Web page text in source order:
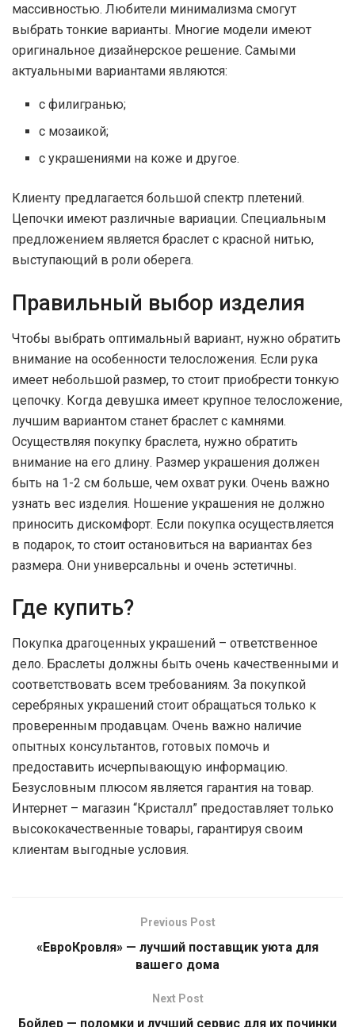
массивностью. Любители минимализма смогут
выбрать тонкие варианты. Многие модели имеют
оригинальное дизайнерское решение. Самыми
актуальными вариантами являются:
с филигранью;
с мозаикой;
с украшениями на коже и другое.
Клиенту предлагается большой спектр плетений.
Цепочки имеют различные вариации. Специальным
предложением является браслет с красной нитью,
выступающий в роли оберега.
Правильный выбор изделия
Чтобы выбрать оптимальный вариант, нужно обратить
внимание на особенности телосложения. Если рука
имеет небольшой размер, то стоит приобрести тонкую
цепочку. Когда девушка имеет крупное телосложение,
лучшим вариантом станет браслет с камнями.
Осуществляя покупку браслета, нужно обратить
внимание на его длину. Размер украшения должен
быть на 1-2 см больше, чем охват руки. Очень важно
узнать вес изделия. Ношение украшения не должно
приносить дискомфорт. Если покупка осуществляется
в подарок, то стоит остановиться на вариантах без
размера. Они универсальны и очень эстетичны.
Где купить?
Покупка драгоценных украшений – ответственное
дело. Браслеты должны быть очень качественными и
соответствовать всем требованиям. За покупкой
серебряных украшений стоит обращаться только к
проверенным продавцам. Очень важно наличие
опытных консультантов, готовых помочь и
предоставить исчерпывающую информацию.
Безусловным плюсом является гарантия на товар.
Интернет – магазин “Кристалл” предоставляет только
высококачественные товары, гарантируя своим
клиентам выгодные условия.
Previous Post
«ЕвроКровля» — лучший поставщик уюта для
вашего дома
Next Post
Бойлер — поломки и лучший сервис для их починки